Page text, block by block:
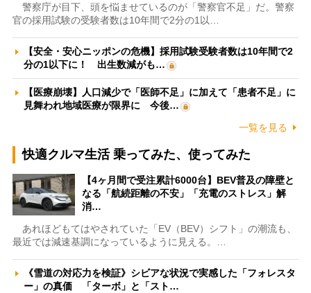
警察庁が目下、頭を悩ませているのが「警察官不足」だ。警察
官の採用試験の受験者数は10年間で2分の1以…
【安全・安心ニッポンの危機】採用試験受験者数は10年間で2
分の1以下に！ 出生数減がも…
【医療崩壊】人口減少で「医師不足」に加えて「患者不足」に
見舞われ地域医療が限界に 今後…
一覧を見る
快適クルマ生活 乗ってみた、使ってみた
【4ヶ月間で受注累計6000台】BEV普及の障壁と
なる「航続距離の不安」「充電のストレス」解
消…
あれほどもてはやされていた「EV（BEV）シフト」の潮流も、
最近では減速基調になっているように見える。…
《雪道の対応力を検証》シビアな状況で実感した「フォレスタ
ー」の真価 「ターボ」と「スト…